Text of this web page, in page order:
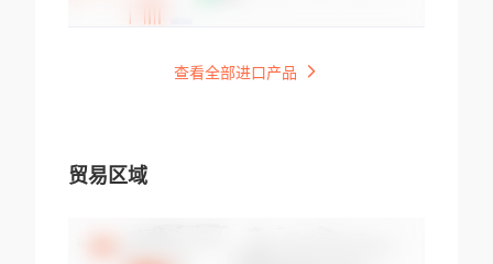
查看全部进口产品
贸易区域